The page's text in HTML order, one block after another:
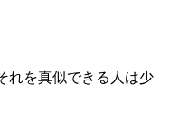
れを真似できる人は少